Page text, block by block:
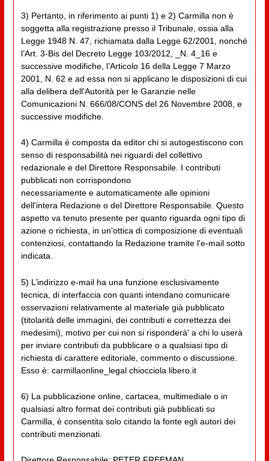
3) Pertanto, in riferimento ai punti 1) e 2) Carmilla non è
soggetta alla registrazione presso il Tribunale, ossia alla
Legge 1948 N. 47, richiamata dalla Legge 62/2001, nonché
l’Art. 3-Bis del Decreto Legge 103/2012, _N. 4_16 e
successive modifiche, l’Articolo 16 della Legge 7 Marzo
2001, N. 62 e ad essa non si applicano le disposizioni di cui
alla delibera dell'Autorità per le Garanzie nelle
Comunicazioni N. 666/08/CONS del 26 Novembre 2008, e
successive modifiche.
4) Carmilla è composta da editor chi si autogestiscono con
senso di responsabilità nei riguardi del collettivo
redazionale e del Direttore Responsabile. I contributi
pubblicati non corrispondono
necessariamente e automaticamente alle opinioni
dell'intera Redazione o del Direttore Responsabile. Questo
aspetto va tenuto presente per quanto riguarda ogni tipo di
azione o richiesta, in un'ottica di composizione di eventuali
contenziosi, contattando la Redazione tramite l'e-mail sotto
indicata.
5) L’indirizzo e-mail ha una funzione esclusivamente
tecnica, di interfaccia con quanti intendano comunicare
osservazioni relativamente al materiale già pubblicato
(titolarità delle immagini, dei contributi e correttezza dei
medesimi), motivo per cui non si risponderà' a chi lo userà
per inviare contributi da pubblicare o a qualsiasi tipo di
richiesta di carattere editoriale, commento o discussione.
Esso è: carmillaonline_legal chiocciola libero.it
6) La pubblicazione online, cartacea, multimediale o in
qualsiasi altro format dei contributi già pubblicati su
Carmilla, è consentita solo citando la fonte egli autori dei
contributi menzionati.